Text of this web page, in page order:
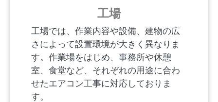
工場
工場では、作業内容や設備、建物の広
さによって設置環境が大きく異なりま
す。作業場をはじめ、事務所や休憩
室、食堂など、それぞれの用途に合わ
せたエアコン工事に対応しておりま
す。